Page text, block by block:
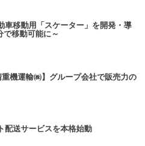
車移動用「スケーター」を開発・導
で移動可能に～
機運輸㈱】グループ会社で販売力の
配送サービスを本格始動